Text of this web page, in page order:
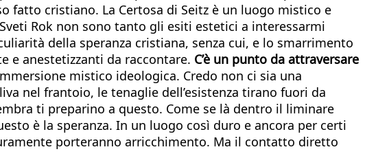
fatto cristiano. La Certosa di Seitz è un luogo mistico e
Rok non sono tanto gli esiti estetici a interessarmi
della speranza cristiana, senza cui, e lo smarrimento
e anestetizzanti da raccontare. C’è un punto da attraversare
mistico ideologica. Credo non ci sia una
nel frantoio, le tenaglie dell’esistenza tirano fuori da
ti preparino a questo. Come se là dentro il liminare
è la speranza. In un luogo così duro e ancora per certi
porteranno arricchimento. Ma il contatto diretto